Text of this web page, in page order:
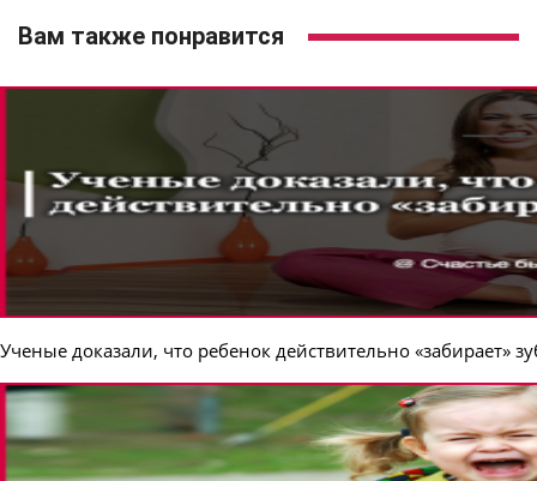
Вам также понравится
Ученые доказали, что ребенок действительно «забирает»